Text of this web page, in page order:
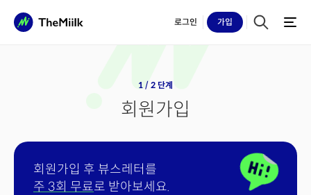
로그인 가입
1 / 2 단계
회원가입
회원가입 후 뷰스레터를
주 3회 무료로 받아보세요.